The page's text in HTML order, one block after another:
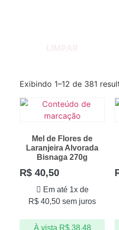
Exibindo 1–12 de 381
Mel de Flores de
Laranjeira Alvorada
Bisnaga 270g
R$ 40,50
Em até 1x de
R$ 40,50 sem juros
À vista R$38,48